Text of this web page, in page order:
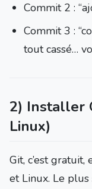
Commit 2 :
Commit 3 :
tout cassé…
2) Installer
Linux)
Git, c’est
et Linux. Le plus